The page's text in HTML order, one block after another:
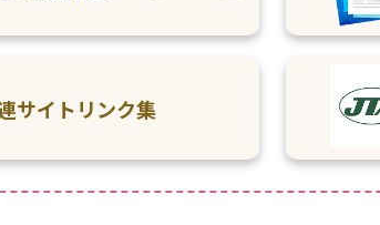
サイトリンク集